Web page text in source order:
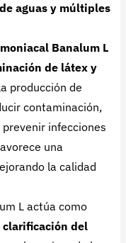
aguas y múltiples
Banalum L
de látex y
producción de
contaminación,
infecciones
una
la calidad
L actúa como
clarificación del